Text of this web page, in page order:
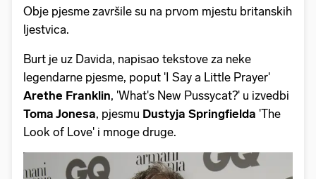
Obje pjesme završile su na prvom mjestu britanskih
ljestvica.
Burt je uz Davida, napisao tekstove za neke
legendarne pjesme, poput 'I Say a Little Prayer'
Arethe Franklin, 'What's New Pussycat?' u izvedbi
Toma Jonesa, pjesmu Dustyja Springfielda 'The
Look of Love' i mnoge druge.